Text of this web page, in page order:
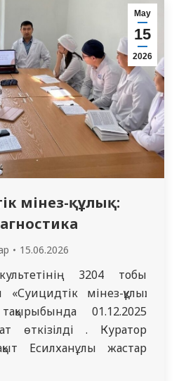
және шұғыл
қарастырылды:
жеткіліксіздігі (ЖТЖ),
және тырысу синдромы,
эксикоз…
Мау
15
2026
мінез-құлық:
15.06.2026
3204 тобы
«Суицидтік мінез-құлық:
01.12.2025
өткізілді . Куратор
Есилханұлы жастар
мінез-құлықтың